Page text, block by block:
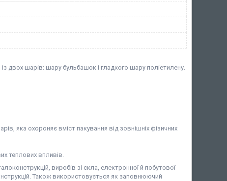
двох шарів: шару бульбашок і гладкого шару поліетилену.
яка охороняє вміст пакування від зовнішніх фізичних
теплових впливів.
виробів зі скла, електронної й побутової
Також використовується як заповнюючий